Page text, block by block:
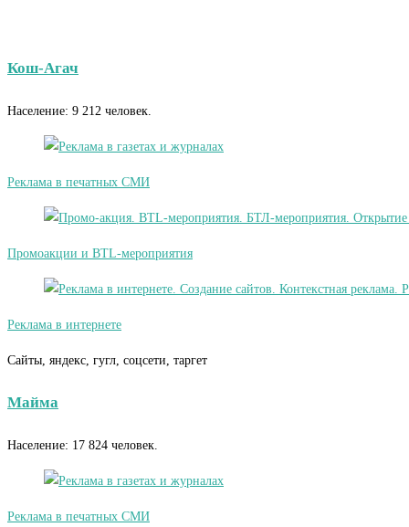
Кош-Агач
Население: 9 212 человек.
Реклама в печатных СМИ
Промоакции и BTL-мероприятия
Реклама в интернете
Сайты, яндекс, гугл, соцсети, таргет
Майма
Население: 17 824 человек.
Реклама в печатных СМИ